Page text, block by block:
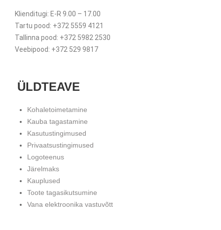
Klienditugi: E-R 9.00 – 17.00
Tartu pood: +372 5559 4121
Tallinna pood: +372 5982 2530
Veebipood: +372 529 9817
ÜLDTEAVE
Kohaletoimetamine
Kauba tagastamine
Kasutustingimused
Privaatsustingimused
Logoteenus
Järelmaks
Kauplused
Toote tagasikutsumine
Vana elektroonika vastuvõtt